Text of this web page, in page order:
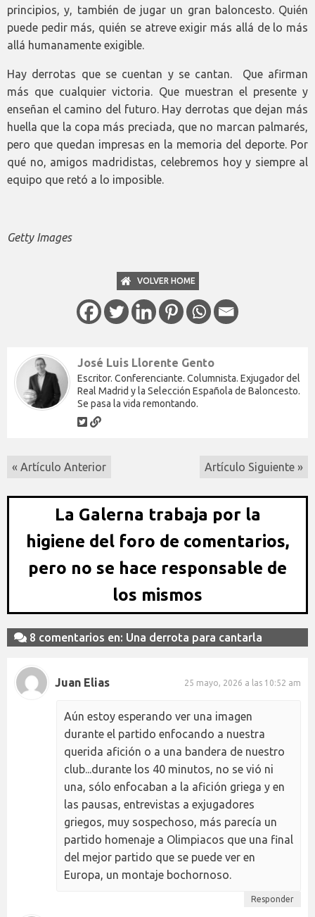
principios, y, también de jugar un gran baloncesto. Quién
puede pedir más, quién se atreve exigir más allá de lo más
allá humanamente exigible.
Hay derrotas que se cuentan y se cantan. Que afirman
más que cualquier victoria. Que muestran el presente y
enseñan el camino del futuro. Hay derrotas que dejan más
huella que la copa más preciada, que no marcan palmarés,
pero que quedan impresas en la memoria del deporte. Por
qué no, amigos madridistas, celebremos hoy y siempre al
equipo que retó a lo imposible.
Getty Images
VOLVER HOME
José Luis Llorente Gento
Escritor. Conferenciante. Columnista. Exjugador del
Real Madrid y la Selección Española de Baloncesto.
Se pasa la vida remontando.
« Artículo Anterior Artículo Siguiente »
La Galerna trabaja por la
higiene del foro de comentarios,
pero no se hace responsable de
los mismos
8 comentarios en: Una derrota para cantarla
Juan Elias 25 mayo, 2026 a las 10:52 am
Aún estoy esperando ver una imagen
durante el partido enfocando a nuestra
querida afición o a una bandera de nuestro
club...durante los 40 minutos, no se vió ni
una, sólo enfocaban a la afición griega y en
las pausas, entrevistas a exjugadores
griegos, muy sospechoso, más parecía un
partido homenaje a Olimpiacos que una final
del mejor partido que se puede ver en
Europa, un montaje bochornoso.
Responder